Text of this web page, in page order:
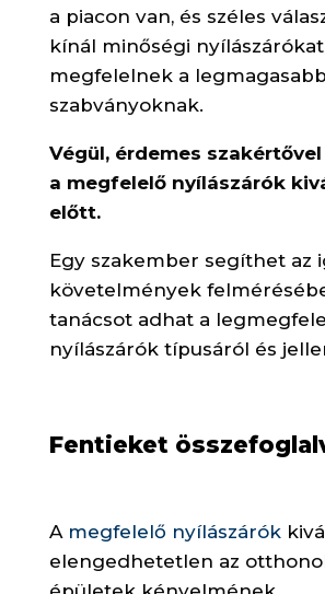
a piacon van, és széles
kínál minőségi
megfelelnek a legmagasabb
szabványoknak.
Végül, érdemes
a megfelelő nyílászárók
előtt.
Egy szakember segíthet az
követelmények
tanácsot adhat a
nyílászárók típusáról és
Fentieket
A megfelelő nyílászárók
elengedhetetlen az